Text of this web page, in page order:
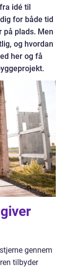
idé til
for både tid
på plads. Men
og hvordan
her og få
gennem
tilbyder